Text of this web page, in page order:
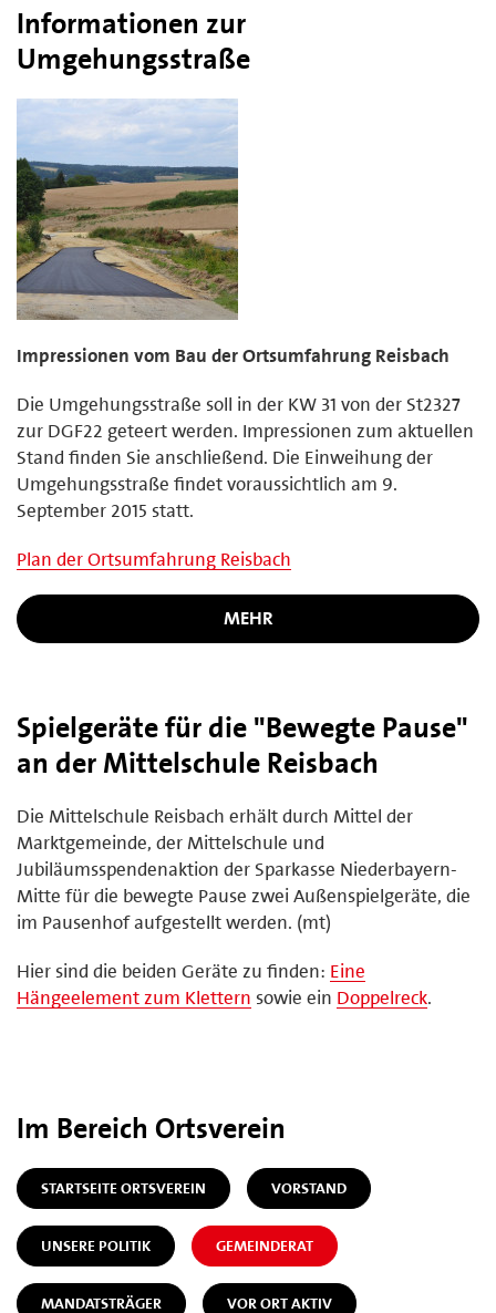
Informationen zur
Umgehungsstraße
Impressionen vom Bau der Ortsumfahrung Reisbach
Die Umgehungsstraße soll in der KW 31 von der St2327
zur DGF22 geteert werden. Impressionen zum aktuellen
Stand finden Sie anschließend. Die Einweihung der
Umgehungsstraße findet voraussichtlich am 9.
September 2015 statt.
Plan der Ortsumfahrung Reisbach
MEHR
Spielgeräte für die "Bewegte Pause"
an der Mittelschule Reisbach
Die Mittelschule Reisbach erhält durch Mittel der
Marktgemeinde, der Mittelschule und
Jubiläumsspendenaktion der Sparkasse Niederbayern-
Mitte für die bewegte Pause zwei Außenspielgeräte, die
im Pausenhof aufgestellt werden. (mt)
Hier sind die beiden Geräte zu finden: Eine
Hängeelement zum Klettern sowie ein Doppelreck.
Im Bereich Ortsverein
STARTSEITE ORTSVEREIN VORSTAND
UNSERE POLITIK GEMEINDERAT
MANDATSTRÄGER VOR ORT AKTIV